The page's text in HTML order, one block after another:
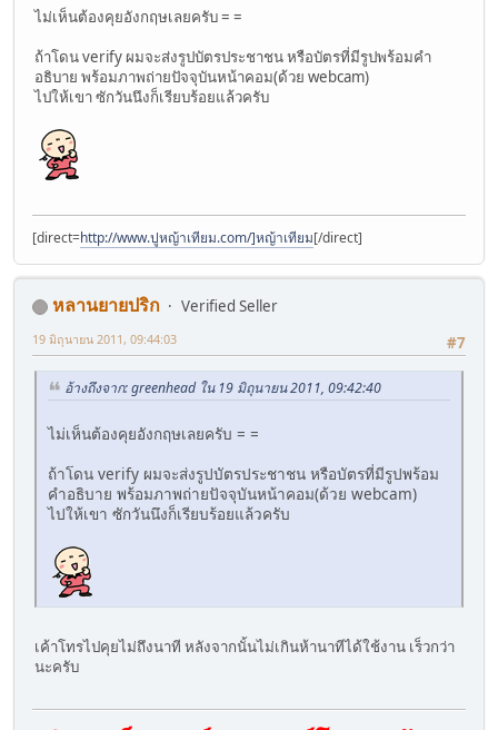
ไม่เห็นต้องคุยอังกฤษเลยครับ = =
ถ้าโดน verify ผมจะส่งรูปบัตรประชาชน หรือบัตรที่มีรูปพร้อมคำ
อธิบาย พร้อมภาพถ่ายปัจจุบันหน้าคอม(ด้วย webcam)
ไปให้เขา ซักวันนึงก็เรียบร้อยแล้วครับ
[direct=http://www.ปูหญ้าเทียม.com/]หญ้าเทียม[/direct]
หลานยายปริก
Verified Seller
#7
19 มิถุนายน 2011, 09:44:03
อ้างถึงจาก: greenhead ใน 19 มิถุนายน 2011, 09:42:40
ไม่เห็นต้องคุยอังกฤษเลยครับ = =
ถ้าโดน verify ผมจะส่งรูปบัตรประชาชน หรือบัตรที่มีรูปพร้อม
คำอธิบาย พร้อมภาพถ่ายปัจจุบันหน้าคอม(ด้วย webcam)
ไปให้เขา ซักวันนึงก็เรียบร้อยแล้วครับ
เค้าโทรไปคุยไม่ถึงนาที หลังจากนั้นไม่เกินห้านาทีได้ใช้งาน เร็วกว่า
นะครับ